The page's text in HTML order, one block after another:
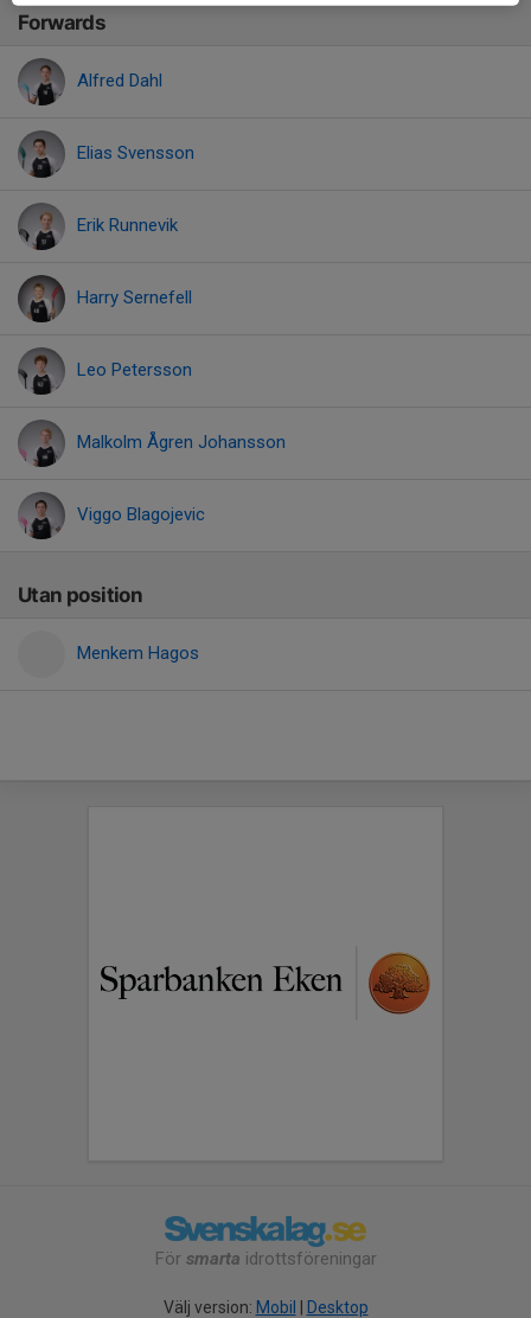
Forwards
Alfred Dahl
Elias Svensson
Erik Runnevik
Harry Sernefell
Leo Petersson
Malkolm Ågren Johansson
Viggo Blagojevic
Utan position
Menkem Hagos
För smarta idrottsföreningar
Välj version: Mobil | Desktop